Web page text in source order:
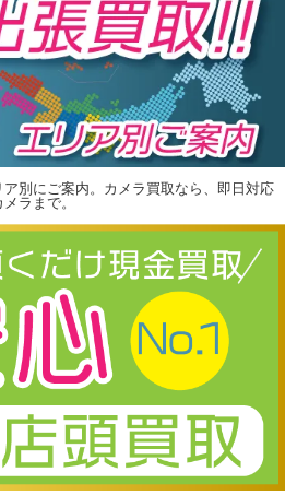
別にご案内。カメラ買取なら、即日対応
ラまで。